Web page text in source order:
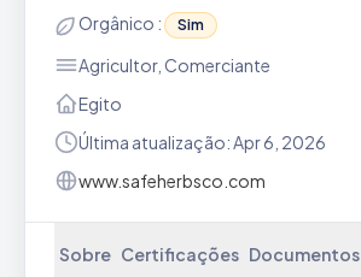
Orgânico : Sim
Agricultor, Comerciante
Egito
Última atualização: Apr 6, 2026
www.safeherbsco.com
Sobre Certificações Documentos